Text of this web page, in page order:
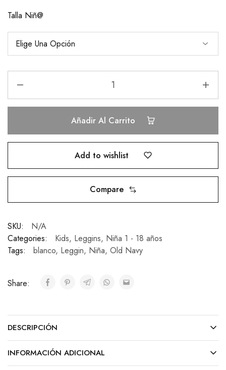
Talla Niñ@
Añadir Al Carrito
Add to wishlist
Compare
SKU:
N/A
Categories:
Kids, Leggins, Niña 1 - 18 años
Tags:
blanco, Leggin, Niña, Old Navy
Share:
DESCRIPCIÓN
INFORMACIÓN ADICIONAL